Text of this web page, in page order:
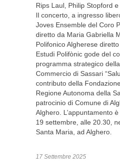
Rips Laul, Philip Stopford e
Il concerto, a ingresso
Joves Ensemble del Coro
diretto da Maria Gabriella
Polifonico Algherese
Estudi Polifònic gode del
programma strategico
Commercio di Sassari
contributo della
Regione Autonoma della
patrocinio di Comune di
Alghero. L’appuntamento
19 settembre, alle 20.30,
Santa Maria, ad Alghero.
17 Settembre 2025